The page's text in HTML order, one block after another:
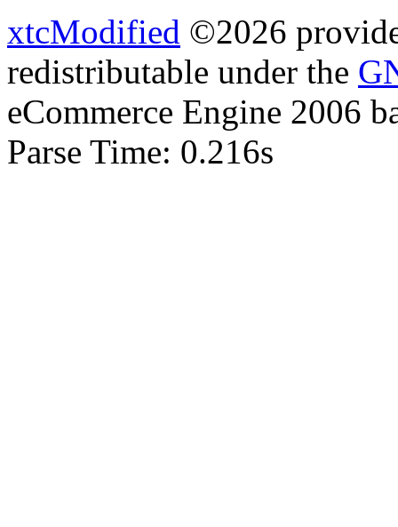
xtcModified ©2026
redistributable under the
eCommerce Engine 2006
Parse Time: 0.216s